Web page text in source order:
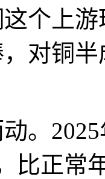
上游
对铜
2025
比正常